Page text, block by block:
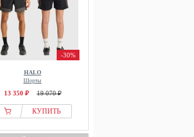
-30%
HALO
Шорты
13 350 ₽ 19 070 ₽
КУПИТЬ